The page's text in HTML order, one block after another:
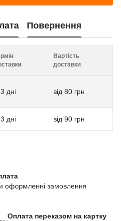
Повернення
Вартість
доставки
дні від 80 грн
дні від 90 грн
оформленні замовлення
Оплата переказом на картку